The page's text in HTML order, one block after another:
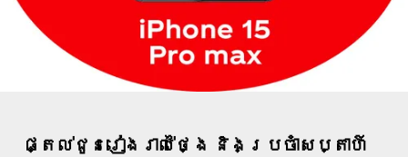
ផ្តល់ជូនរៀងរាល់ថ្ងៃ និងប្រចាំសប្តាហ៍